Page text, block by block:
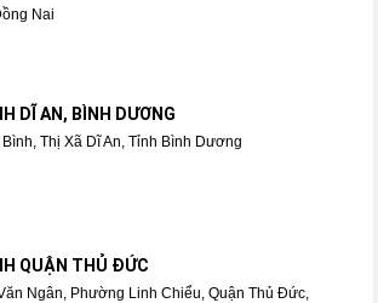
Nai
DĨ AN, BÌNH DƯƠNG
Thị Xã Dĩ An, Tỉnh Bình Dương
QUẬN THỦ ĐỨC
Ngân, Phường Linh Chiểu, Quận Thủ Đức,